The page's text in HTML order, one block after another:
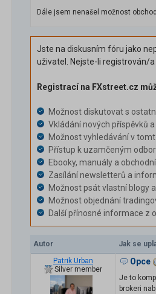
Dále jsem nenašel možnost
Jste na diskusním fóru jako
uživatel. Nejste-li registrován/a
Registrací na FXstreet.cz
Možnost diskutovat s
Vkládání nových příspěvků
Možnost vyhledávání v
Přístup k uzamčeným
Ebooky, manuály a
Zasílání newsletterů a
Možnost psát vlastní blogy
Možnost objednání
Další přínosné informace z
Autor
Jak se
Patrik Urban
Silver member
Opce
Je to
brokeri